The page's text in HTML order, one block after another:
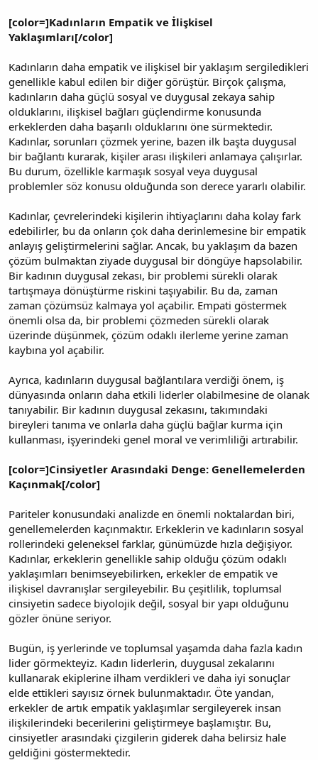
[color=]Kadınların Empatik ve İlişkisel
Yaklaşımları[/color]
Kadınların daha empatik ve ilişkisel bir yaklaşım sergiledikleri
genellikle kabul edilen bir diğer görüştür. Birçok çalışma,
kadınların daha güçlü sosyal ve duygusal zekaya sahip
olduklarını, ilişkisel bağları güçlendirme konusunda
erkeklerden daha başarılı olduklarını öne sürmektedir.
Kadınlar, sorunları çözmek yerine, bazen ilk başta duygusal
bir bağlantı kurarak, kişiler arası ilişkileri anlamaya çalışırlar.
Bu durum, özellikle karmaşık sosyal veya duygusal
problemler söz konusu olduğunda son derece yararlı olabilir.
Kadınlar, çevrelerindeki kişilerin ihtiyaçlarını daha kolay fark
edebilirler, bu da onların çok daha derinlemesine bir empatik
anlayış geliştirmelerini sağlar. Ancak, bu yaklaşım da bazen
çözüm bulmaktan ziyade duygusal bir döngüye hapsolabilir.
Bir kadının duygusal zekası, bir problemi sürekli olarak
tartışmaya dönüştürme riskini taşıyabilir. Bu da, zaman
zaman çözümsüz kalmaya yol açabilir. Empati göstermek
önemli olsa da, bir problemi çözmeden sürekli olarak
üzerinde düşünmek, çözüm odaklı ilerleme yerine zaman
kaybına yol açabilir.
Ayrıca, kadınların duygusal bağlantılara verdiği önem, iş
dünyasında onların daha etkili liderler olabilmesine de olanak
tanıyabilir. Bir kadının duygusal zekasını, takımındaki
bireyleri tanıma ve onlarla daha güçlü bağlar kurma için
kullanması, işyerindeki genel moral ve verimliliği artırabilir.
[color=]Cinsiyetler Arasındaki Denge: Genellemelerden
Kaçınmak[/color]
Pariteler konusundaki analizde en önemli noktalardan biri,
genellemelerden kaçınmaktır. Erkeklerin ve kadınların sosyal
rollerindeki geleneksel farklar, günümüzde hızla değişiyor.
Kadınlar, erkeklerin genellikle sahip olduğu çözüm odaklı
yaklaşımları benimseyebilirken, erkekler de empatik ve
ilişkisel davranışlar sergileyebilir. Bu çeşitlilik, toplumsal
cinsiyetin sadece biyolojik değil, sosyal bir yapı olduğunu
gözler önüne seriyor.
Bugün, iş yerlerinde ve toplumsal yaşamda daha fazla kadın
lider görmekteyiz. Kadın liderlerin, duygusal zekalarını
kullanarak ekiplerine ilham verdikleri ve daha iyi sonuçlar
elde ettikleri sayısız örnek bulunmaktadır. Öte yandan,
erkekler de artık empatik yaklaşımlar sergileyerek insan
ilişkilerindeki becerilerini geliştirmeye başlamıştır. Bu,
cinsiyetler arasındaki çizgilerin giderek daha belirsiz hale
geldiğini göstermektedir.